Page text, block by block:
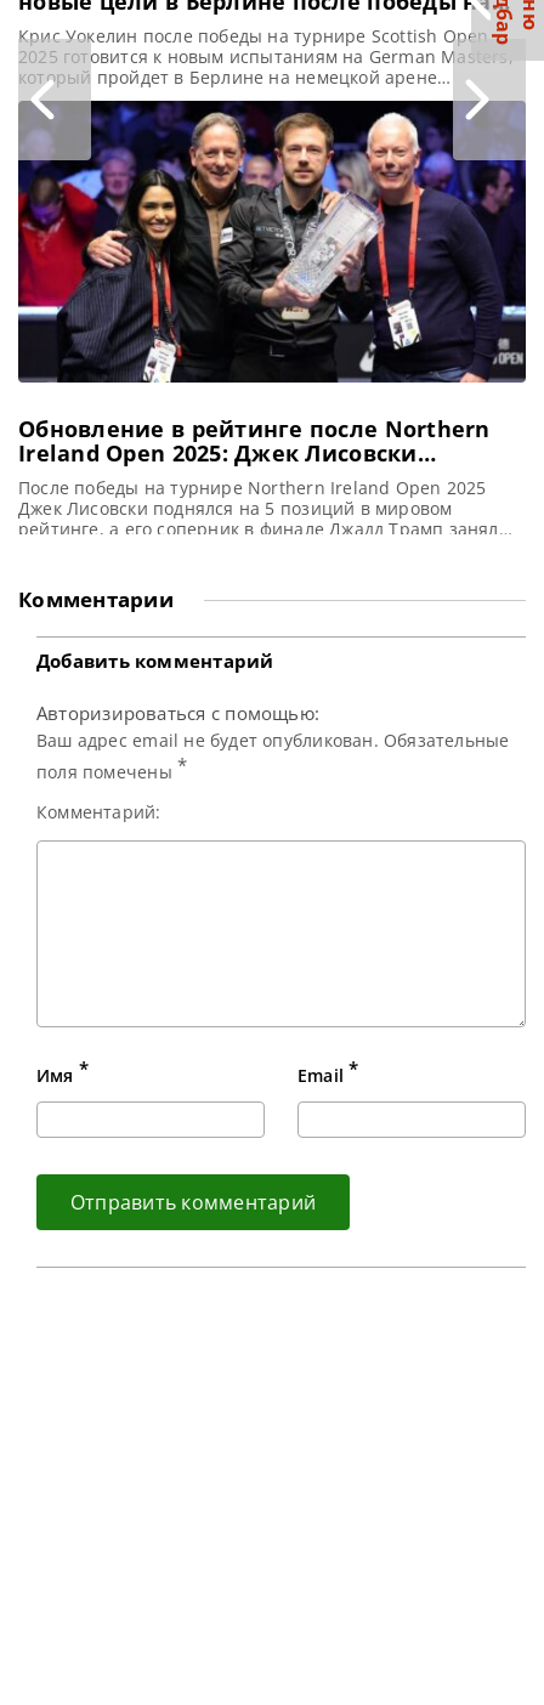
турнире Scottish Open
Крис Уокелин после победы на турнире Scottish Open
2025 готовится к новым испытаниям на German Masters,
который пройдет в Берлине на немецкой арене
Tempodrom, сообщает WST После победы на турнире
Scottish Open 2025 незадолго до Рождества Крис Уокелин,
занимающий 14-е место в мировом рейтинге,
окончательно закрепился среди лучших игроков в
снукер. И теперь он стремится
Обновление в рейтинге после Northern
Ireland Open 2025: Джек Лисовски
вернулся!
После победы на турнире Northern Ireland Open 2025
Джек Лисовски поднялся на 5 позиций в мировом
рейтинге, а его соперник в финале Джадд Трамп занял
Джек Лисовски совершил значительный скачок вверх в
мировом рейтинге, поднявшись сразу на пять позиций.
Эффектная
Комментарии
Добавить комментарий
Авторизироваться с помощью:
Ваш адрес email не будет опубликован. Обязательные
поля помечены *
Комментарий:
Имя * Email *